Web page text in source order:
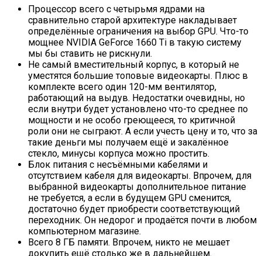
Процессор всего с четырьмя ядрами на
сравнительно старой архитектуре накладывает
определённые ограничения на выбор GPU. Что-то
мощнее NVIDIA GeForce 1660 Ti в такую систему
мы бы ставить не рискнули.
Не самый вместительный корпус, в который не
уместятся большие топовые видеокарты. Плюс в
комплекте всего один 120-мм вентилятор,
работающий на выдув. Недостатки очевидны, но
если внутри будет установлено что-то среднее по
мощности и не особо греющееся, то критичной
роли они не сыграют. А если учесть цену и то, что за
такие деньги мы получаем ещё и закалённое
стекло, минусы корпуса можно простить.
Блок питания с несъёмными кабелями и
отсутствием кабеля для видеокарты. Впрочем, для
выбранной видеокарты дополнительное питание
не требуется, а если в будущем GPU сменится,
достаточно будет приобрести соответствующий
переходник. Он недорог и продаётся почти в любом
компьютерном магазине.
Всего 8 ГБ памяти. Впрочем, никто не мешает
докупить ещё столько же в дальнейшем.